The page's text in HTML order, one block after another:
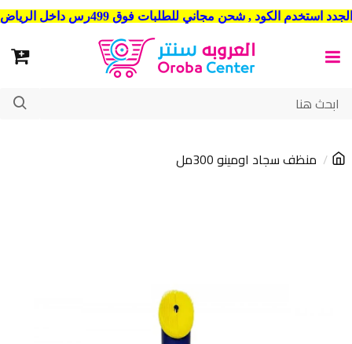
شحن مجاني للطلبات فوق 499رس داخل الرياض . وشحن الي جميع مدن المملكة العربية السعودية
منظف سجاد اومينو 300مل